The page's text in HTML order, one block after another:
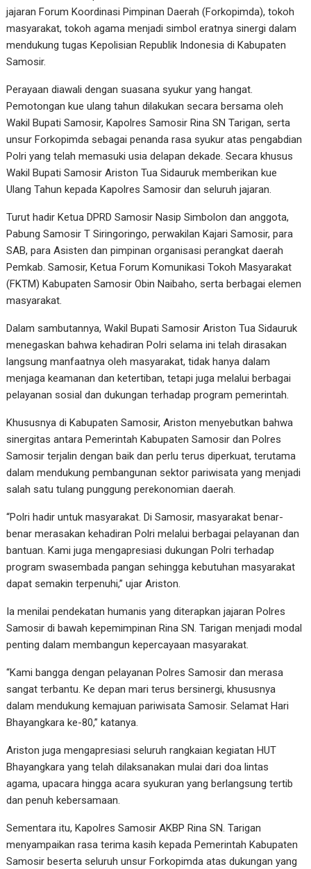
jajaran Forum Koordinasi Pimpinan Daerah (Forkopimda), tokoh
masyarakat, tokoh agama menjadi simbol eratnya sinergi dalam
mendukung tugas Kepolisian Republik Indonesia di Kabupaten
Samosir.
Perayaan diawali dengan suasana syukur yang hangat.
Pemotongan kue ulang tahun dilakukan secara bersama oleh
Wakil Bupati Samosir, Kapolres Samosir Rina SN Tarigan, serta
unsur Forkopimda sebagai penanda rasa syukur atas pengabdian
Polri yang telah memasuki usia delapan dekade. Secara khusus
Wakil Bupati Samosir Ariston Tua Sidauruk memberikan kue
Ulang Tahun kepada Kapolres Samosir dan seluruh jajaran.
Turut hadir Ketua DPRD Samosir Nasip Simbolon dan anggota,
Pabung Samosir T Siringoringo, perwakilan Kajari Samosir, para
SAB, para Asisten dan pimpinan organisasi perangkat daerah
Pemkab. Samosir, Ketua Forum Komunikasi Tokoh Masyarakat
(FKTM) Kabupaten Samosir Obin Naibaho, serta berbagai elemen
masyarakat.
Dalam sambutannya, Wakil Bupati Samosir Ariston Tua Sidauruk
menegaskan bahwa kehadiran Polri selama ini telah dirasakan
langsung manfaatnya oleh masyarakat, tidak hanya dalam
menjaga keamanan dan ketertiban, tetapi juga melalui berbagai
pelayanan sosial dan dukungan terhadap program pemerintah.
Khususnya di Kabupaten Samosir, Ariston menyebutkan bahwa
sinergitas antara Pemerintah Kabupaten Samosir dan Polres
Samosir terjalin dengan baik dan perlu terus diperkuat, terutama
dalam mendukung pembangunan sektor pariwisata yang menjadi
salah satu tulang punggung perekonomian daerah.
“Polri hadir untuk masyarakat. Di Samosir, masyarakat benar-
benar merasakan kehadiran Polri melalui berbagai pelayanan dan
bantuan. Kami juga mengapresiasi dukungan Polri terhadap
program swasembada pangan sehingga kebutuhan masyarakat
dapat semakin terpenuhi,” ujar Ariston.
Ia menilai pendekatan humanis yang diterapkan jajaran Polres
Samosir di bawah kepemimpinan Rina SN. Tarigan menjadi modal
penting dalam membangun kepercayaan masyarakat.
“Kami bangga dengan pelayanan Polres Samosir dan merasa
sangat terbantu. Ke depan mari terus bersinergi, khususnya
dalam mendukung kemajuan pariwisata Samosir. Selamat Hari
Bhayangkara ke-80,” katanya.
Ariston juga mengapresiasi seluruh rangkaian kegiatan HUT
Bhayangkara yang telah dilaksanakan mulai dari doa lintas
agama, upacara hingga acara syukuran yang berlangsung tertib
dan penuh kebersamaan.
Sementara itu, Kapolres Samosir AKBP Rina SN. Tarigan
menyampaikan rasa terima kasih kepada Pemerintah Kabupaten
Samosir beserta seluruh unsur Forkopimda atas dukungan yang